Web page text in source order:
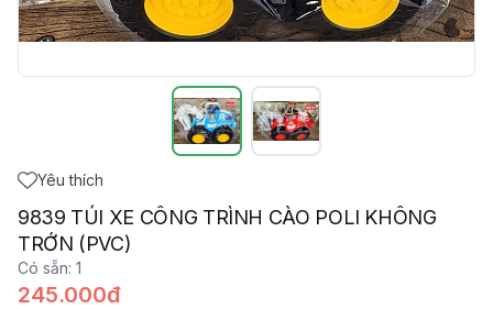
Yêu thích
9839 TÚI XE CÔNG TRÌNH CÀO POLI KHÔNG
TRỚN (PVC)
Có sẵn: 1
245.000đ